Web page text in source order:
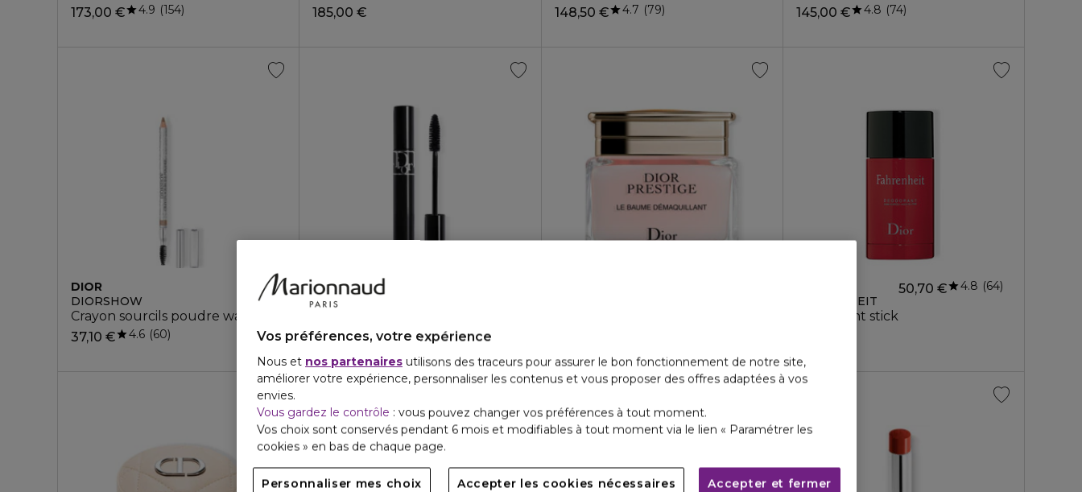
173,00 €
4.9 154
185,00 €
148,50 €
4.7 79
145,00 €
4.8 74
DIOR
DIORSHOW
Crayon sourcils poudre waterproof
37,10 €
6 teintes
4.6 60
DIOR
DIORSHOW WATERPROOF
49,60 €
3 teintes
4.3 126
FAHRENHEIT
Déodorant stick
50,70 € 4.8 64
Vos préférences, votre expérience
Nous et nos partenaires utilisons des traceurs pour assurer le bon fonctionnement de notre site,
améliorer votre expérience, personnaliser les contenus et vous proposer des offres adaptées à vos
envies.
Vous gardez le contrôle : vous pouvez changer vos préférences à tout moment.
Vos choix sont conservés pendant 6 mois et modifiables à tout moment via le lien « Paramétrer les
cookies » en bas de chaque page.
Personnaliser mes choix Accepter les cookies nécessaires Accepter et fermer